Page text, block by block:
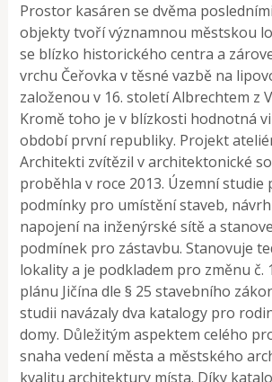
Prostor kasáren se dvěma
objekty tvoří významnou městskou
se blízko historického centra a
vrchu Čeřovka v těsné vazbě na
založenou v 16. století Albrechtem z
Kromě toho je v blízkosti hodnotná
období první republiky. Projekt
Architekti zvítězil v architektonické
proběhla v roce 2013. Územní studie
podmínky pro umístění staveb,
napojení na inženýrské sítě a
podmínek pro zástavbu. Stanovuje
lokality a je podkladem pro změnu č.
plánu Jičína dle § 25 stavebního
studii navázaly dva katalogy pro
domy. Důležitým aspektem celého
snaha vedení města a městského
kvalitu architektury místa. Díky